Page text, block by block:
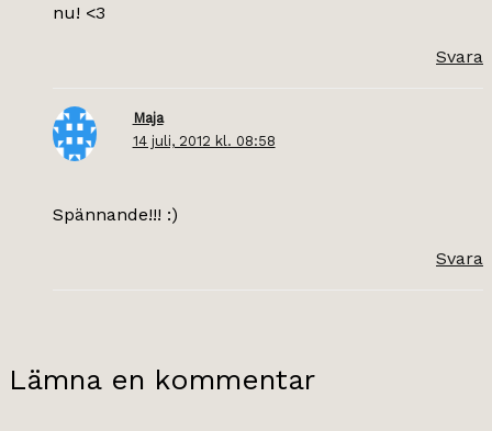
nu! <3
Svara
Maja
14 juli, 2012 kl. 08:58
Spännande!!! :)
Svara
Lämna en kommentar